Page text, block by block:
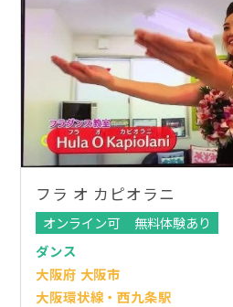
フラ オ カピオラニ
オンライン可
無料体験あり
ダンス
大阪府 大阪市
大阪環状線・西九条駅